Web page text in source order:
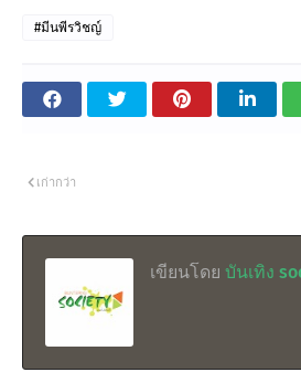
#มีนพีรวิชญ์
เก่ากว่า
เขียนโดย บันเทิง